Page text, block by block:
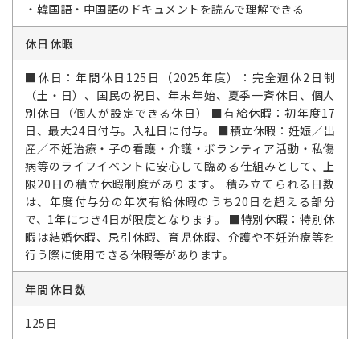
・韓国語・中国語のドキュメントを読んで理解できる
休日休暇
■休日：年間休日125日（2025年度）：完全週休2日制
（土・日）、国民の祝日、年末年始、夏季一斉休日、個人
別休日（個人が設定できる休日） ■有給休暇：初年度17
日、最大24日付与。入社日に付与。 ■積立休暇：妊娠／出
産／不妊治療・子の看護・介護・ボランティア活動・私傷
病等のライフイベントに安心して臨める仕組みとして、上
限20日の積立休暇制度があります。 積み立てられる日数
は、年度付与分の年次有給休暇のうち20日を超える部分
で、1年につき4日が限度となります。 ■特別休暇：特別休
暇は結婚休暇、忌引休暇、育児休暇、介護や不妊治療等を
行う際に使用できる休暇等があります。
年間休日数
125日